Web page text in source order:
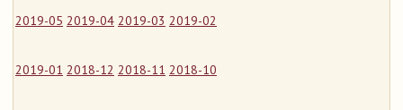
2019-05 2019-04 2019-03 2019-02
2019-01 2018-12 2018-11 2018-10